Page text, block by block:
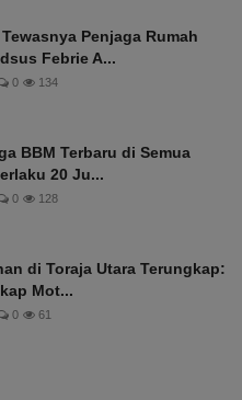
Penjaga Rumah
Febrie A...
0 134
BBM Terbaru di Semua
20 Ju...
0 128
di Toraja Utara Terungkap:
Mot...
0 61